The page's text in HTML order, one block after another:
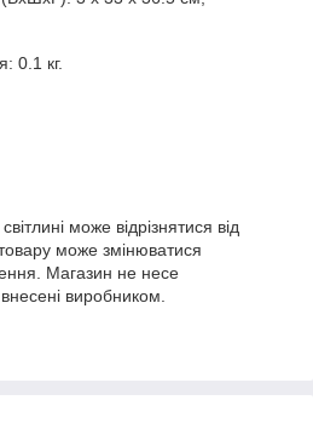
0.1 кг.
може відрізнятися від
може змінюватися
Магазин не несе
внесені виробником.